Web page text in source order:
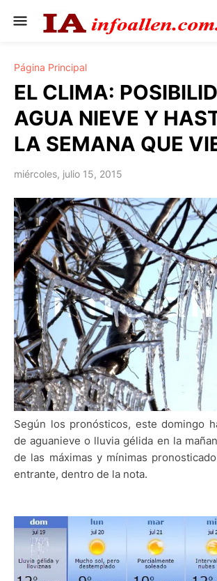
Página Principal
EL CLIMA:
AGUA NIEVE Y
LA SEMANA QUE
miércoles, julio 15, 2015
Según los pronósticos, este domingo
de aguanieve o lluvia gélida en la
de las máximas y mínimas
entrante, dentro de la nota.